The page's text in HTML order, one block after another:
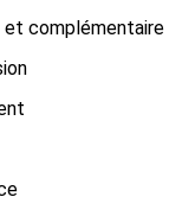
et complémentaire